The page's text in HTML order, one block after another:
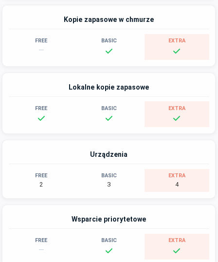
Kopie zapasowe w chmurze
—
Lokalne kopie zapasowe
Urządzenia
2 3 4
Wsparcie priorytetowe
—